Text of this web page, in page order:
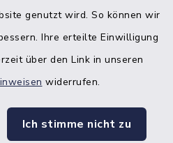
genutzt wird. So können wir
Ihre erteilte Einwilligung
über den Link in unseren
widerrufen.
Ich stimme nicht zu
facebook